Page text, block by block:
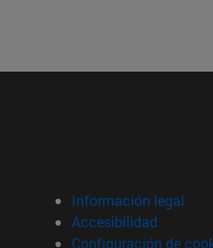
Información legal
Accesibilidad
Configuración de